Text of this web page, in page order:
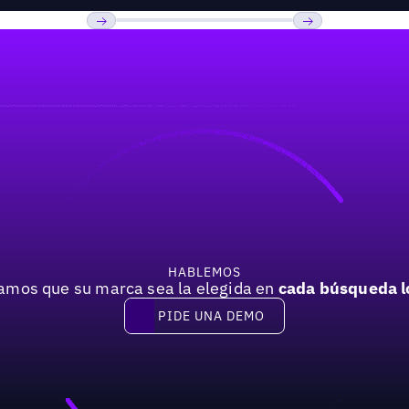
HABLEMOS
que su marca sea la elegida en cada búsqueda
Pide una demo
PIDE UNA DEMO